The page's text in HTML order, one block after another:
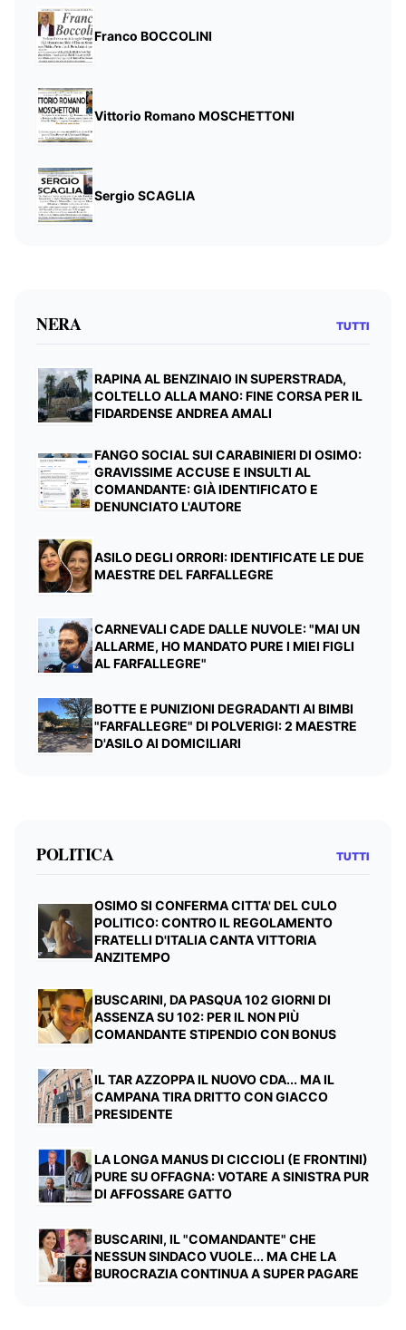
Franco BOCCOLINI
Vittorio Romano MOSCHETTONI
Sergio SCAGLIA
NERA TUTTI
RAPINA AL BENZINAIO IN SUPERSTRADA,
COLTELLO ALLA MANO: FINE CORSA PER IL
FIDARDENSE ANDREA AMALI
FANGO SOCIAL SUI CARABINIERI DI OSIMO:
GRAVISSIME ACCUSE E INSULTI AL
COMANDANTE: GIÀ IDENTIFICATO E
DENUNCIATO L'AUTORE
ASILO DEGLI ORRORI: IDENTIFICATE LE DUE
MAESTRE DEL FARFALLEGRE
CARNEVALI CADE DALLE NUVOLE: "MAI UN
ALLARME, HO MANDATO PURE I MIEI FIGLI
AL FARFALLEGRE"
BOTTE E PUNIZIONI DEGRADANTI AI BIMBI
"FARFALLEGRE" DI POLVERIGI: 2 MAESTRE
D'ASILO AI DOMICILIARI
POLITICA TUTTI
OSIMO SI CONFERMA CITTA' DEL CULO
POLITICO: CONTRO IL REGOLAMENTO
FRATELLI D'ITALIA CANTA VITTORIA
ANZITEMPO
BUSCARINI, DA PASQUA 102 GIORNI DI
ASSENZA SU 102: PER IL NON PIÙ
COMANDANTE STIPENDIO CON BONUS
IL TAR AZZOPPA IL NUOVO CDA... MA IL
CAMPANA TIRA DRITTO CON GIACCO
PRESIDENTE
LA LONGA MANUS DI CICCIOLI (E FRONTINI)
PURE SU OFFAGNA: VOTARE A SINISTRA PUR
DI AFFOSSARE GATTO
BUSCARINI, IL "COMANDANTE" CHE
NESSUN SINDACO VUOLE... MA CHE LA
BUROCRAZIA CONTINUA A SUPER PAGARE